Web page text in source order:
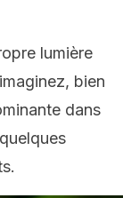
lumière
bien
dans